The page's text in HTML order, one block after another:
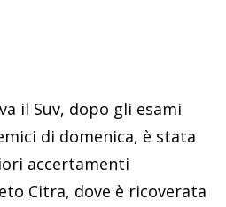
il Suv, dopo gli esami
di domenica, è stata
accertamenti
Citra, dove è ricoverata